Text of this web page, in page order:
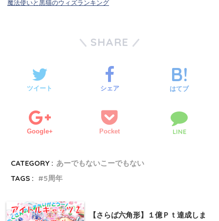
魔法使いと黒猫のウィズランキング
SHARE
ツイート シェア はてブ
Google+ Pocket LINE
CATEGORY : あーでもないこーでもない
TAGS :
5周年
【さらば六角形】１億Ｐｔ達成しま